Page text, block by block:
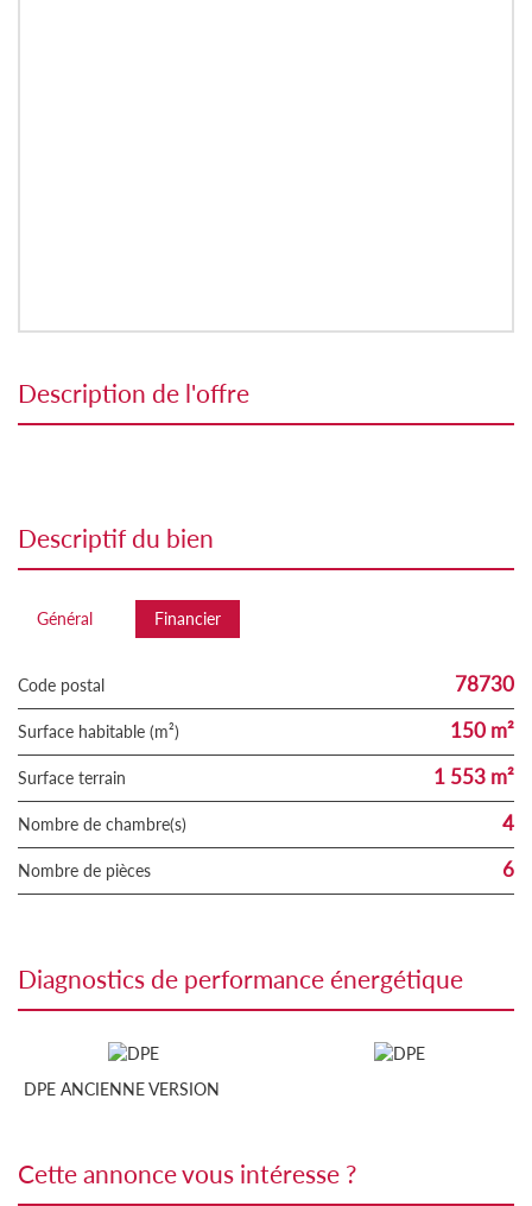
description de l'offre
descriptif du bien
Général Financier
Code postal 78730
Surface habitable (m²) 150 m²
surface terrain 1 553 m²
Nombre de chambre(s) 4
Nombre de pièces 6
diagnostics de performance énergétique
DPE ANCIENNE VERSION
cette annonce vous intéresse ?